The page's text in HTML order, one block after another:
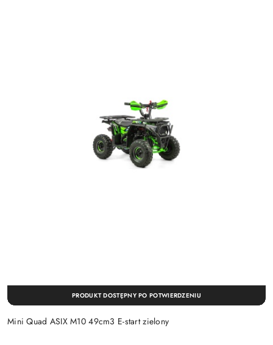
Mini Quad ASIX M10 49cm3 E-start zielony
PRODUKT DOSTĘPNY PO POTWIERDZENIU